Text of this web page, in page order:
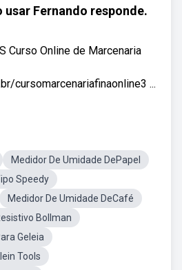
usar Fernando responde.
Curso Online de Marcenaria
cursomarcenariafinaonline3 ...
Medidor De Umidade DePapel
Speedy
Medidor De Umidade DeCafé
Bollman
Geleia
Tools